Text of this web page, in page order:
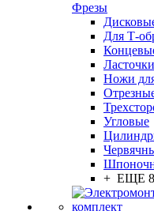
Фрезы
Для Т-
Ножи
Угловые
+ ЕЩЕ 8